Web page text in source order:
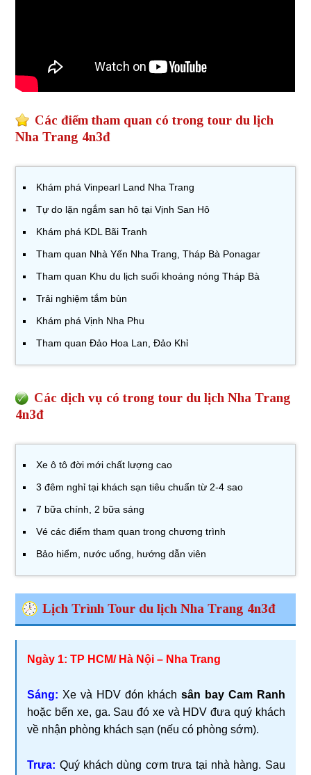
Các điểm tham quan có trong tour du lịch
Nha Trang 4n3đ
Khám phá Vinpearl Land Nha Trang
Tự do lặn ngắm san hô tại Vịnh San Hô
Khám phá KDL Bãi Tranh
Tham quan Nhà Yến Nha Trang, Tháp Bà Ponagar
Tham quan Khu du lịch suối khoáng nóng Tháp Bà
Trải nghiệm tắm bùn
Khám phá Vịnh Nha Phu
Tham quan Đảo Hoa Lan, Đảo Khỉ
Các dịch vụ có trong tour du lịch Nha Trang
4n3đ
Xe ô tô đời mới chất lượng cao
3 đêm nghỉ tại khách sạn tiêu chuẩn từ 2-4 sao
7 bữa chính, 2 bữa sáng
Vé các điểm tham quan trong chương trình
Bảo hiểm, nước uống, hướng dẫn viên
Lịch Trình Tour du lịch Nha Trang 4n3đ
Ngày 1: TP HCM/ Hà Nội – Nha Trang
Sáng: Xe và HDV đón kháchsân bay Cam Ranh
hoặc bến xe, ga. Sau đó xe và HDV đưa quý khách
về nhận phòng khách sạn (nếu có phòng sớm).
Trưa: Quý khách dùng cơm trưa tại nhà hàng. Sau